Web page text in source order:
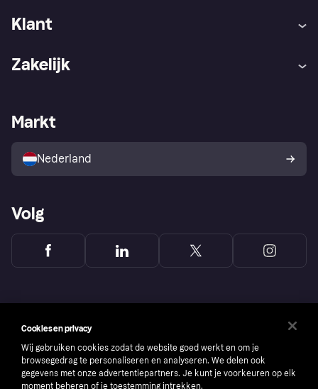
Klant
Winkeloverzicht
Kopersbescherming voor
consumenten
Zakelijk
Zakelijke login
Markt
Nederland
Volg
Cookies en privacy
Wij gebruiken cookies zodat de website goed werkt en om je
browsegedrag te personaliseren en analyseren. We delen ook
gegevens met onze advertentiepartners. Je kunt je voorkeuren op elk
moment beheren of je toestemming intrekken.